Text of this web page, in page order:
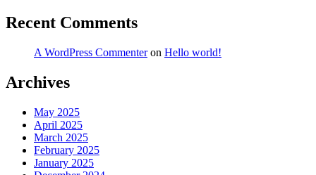
Recent Comments
A WordPress Commenteron Hello world!
Archives
May 2025
April 2025
March 2025
February 2025
January 2025